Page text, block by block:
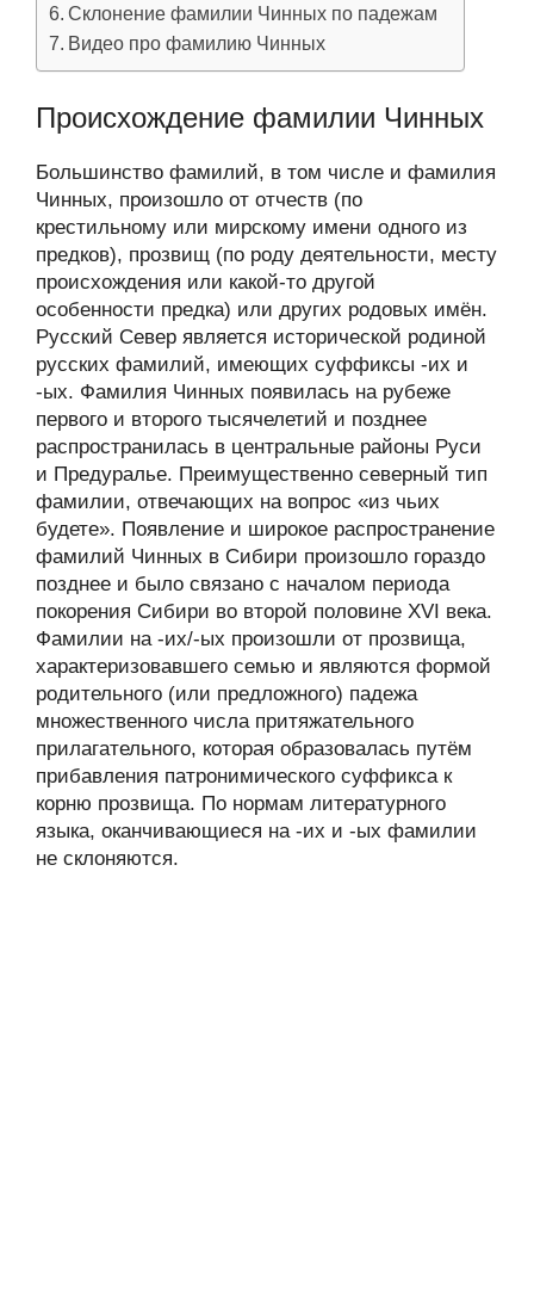
Склонение фамилии Чинных по падежам
Видео про фамилию Чинных
Происхождение фамилии Чинных
Большинство фамилий, в том числе и фамилия
Чинных, произошло от отчеств (по
крестильному или мирскому имени одного из
предков), прозвищ (по роду деятельности, месту
происхождения или какой-то другой
особенности предка) или других родовых имён.
Русский Север является исторической родиной
русских фамилий, имеющих суффиксы -их и
-ых. Фамилия Чинных появилась на рубеже
первого и второго тысячелетий и позднее
распространилась в центральные районы Руси
и Предуралье. Преимущественно северный тип
фамилии, отвечающих на вопрос «из чьих
будете». Появление и широкое распространение
фамилий Чинных в Сибири произошло гораздо
позднее и было связано с началом периода
покорения Сибири во второй половине XVI века.
Фамилии на -их/-ых произошли от прозвища,
характеризовавшего семью и являются формой
родительного (или предложного) падежа
множественного числа притяжательного
прилагательного, которая образовалась путём
прибавления патронимического суффикса к
корню прозвища. По нормам литературного
языка, оканчивающиеся на -их и -ых фамилии
не склоняются.